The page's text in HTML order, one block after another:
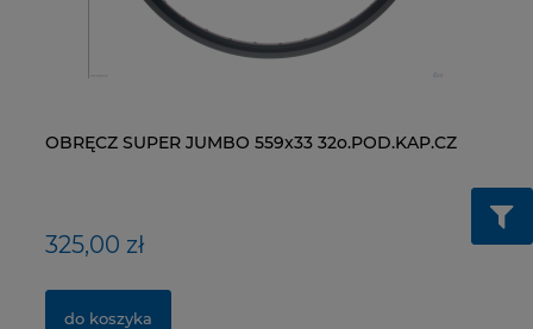
OBRĘCZ SUPER JUMBO 559x33 32o.POD.KAP.CZ
325,00 zł
do koszyka
1
ŁAŃCUCH KMC X9-93- 116 ogniw / 9- rzędowy +
40,00 zł
do koszyka